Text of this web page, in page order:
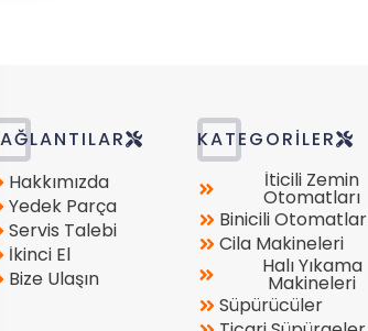
Hakkımızda
Yedek Parça
Servis Talebi
İkinci El
Bize Ulaşın
KATEGORILER
İticili Zemin
Otomatları
Binicili Otomatlar
Cila Makineleri
Halı Yıkama
Makineleri
Süpürücüler